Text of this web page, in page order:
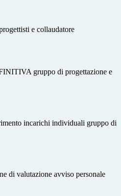
e collaudatore
gruppo di progettazione e
incarichi individuali gruppo di
di valutazione avviso personale